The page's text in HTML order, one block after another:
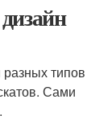
типов
Сами